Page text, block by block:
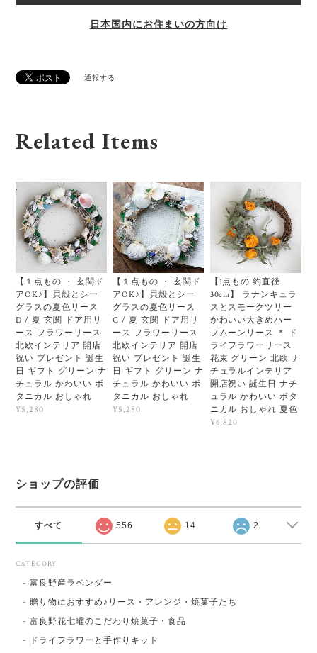
日本国内にお住まいの方向け
通報する
Related Items
【１点もの ・ 玄関ド
アOK♪】貝殻とシー
グラスの夏色リース
D / 夏 玄関 ドア用リ
ース フラワーリース
北欧インテリア 開店
祝い プレゼント 誕生
日 ギフト グリーン ナ
チュラル かわいい ボ
タニカル おしゃれ
¥5,280
【１点もの ・ 玄関ド
アOK♪】貝殻とシー
グラスの夏色リース
C / 夏 玄関 ドア用リ
ース フラワーリース
北欧インテリア 開店
祝い プレゼント 誕生
日 ギフト グリーン ナ
チュラル かわいい ボ
タニカル おしゃれ
¥5,280
【1点もの 約直径
30cm】 ラナンキュラ
スとスモークツリー
かわいい大きめハー
フムーンリース ＊ ド
ライフラワーリース
花束 グリーン 北欧 ナ
チュラルインテリア
開店祝い 誕生日 ナチ
ュラル かわいい ボタ
ニカル おしゃれ 夏色
¥6,820
ショップの評価
すべて 556 14 2
CATEGORY
富良野産ラベンダー
贈り物におすすめ♪リース・アレンジ・焼菓子たち
富良野花七曜のこだわり焼菓子・食品
ドライフラワーと手作りキット